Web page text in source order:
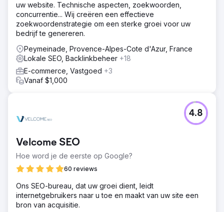
uw website. Technische aspecten, zoekwoorden,
concurrentie... Wij creëren een effectieve
zoekwoordenstrategie om een sterke groei voor uw
bedrijf te genereren.
Peymeinade, Provence-Alpes-Cote d'Azur, France
Lokale SEO, Backlinkbeheer +18
E-commerce, Vastgoed +3
Vanaf $1,000
Velcome SEO
Hoe word je de eerste op Google?
60 reviews
4.8
Ons SEO-bureau, dat uw groei dient, leidt
internetgebruikers naar u toe en maakt van uw site een
bron van acquisitie.